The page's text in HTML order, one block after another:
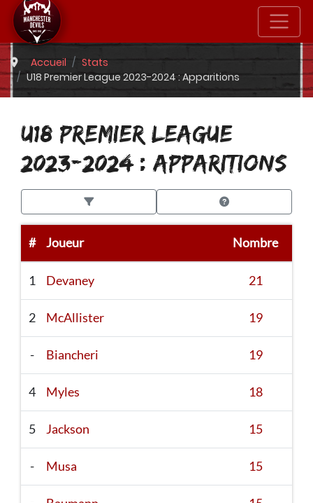
Accueil
Stats
U18 Premier League 2023-2024 : Apparitions
U18 PREMIER LEAGUE
2023-2024 : APPARITIONS
# Joueur Nombre
1 Devaney 21
2 McAllister 19
- Biancheri 19
4 Myles 18
5 Jackson 15
- Musa 15